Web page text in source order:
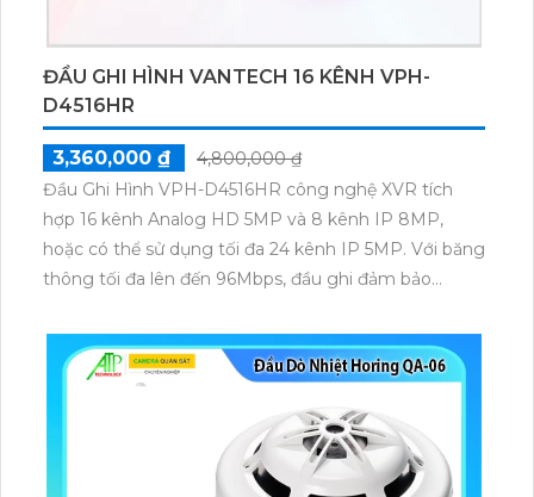
ĐẦU GHI HÌNH VANTECH 16 KÊNH VPH-
D4516HR
3,360,000 ₫
4,800,000 ₫
Đầu Ghi Hình VPH-D4516HR công nghệ XVR tích
hợp 16 kênh Analog HD 5MP và 8 kênh IP 8MP,
hoặc có thể sử dụng tối đa 24 kênh IP 5MP. Với băng
thông tối đa lên đến 96Mbps, đầu ghi đảm bảo
giám sát và quản lý an ninh trở nên dễ dàng hơn.